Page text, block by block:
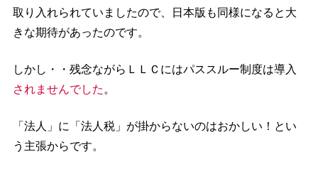
取り入れられていましたので、日本版も同様になると大
きな期待があったのです。
しかし・・残念ながらＬＬＣにはパススルー制度は導入
されませんでした 。
「法人」に「法人税」が掛からないのはおかしい！とい
う主張からです。